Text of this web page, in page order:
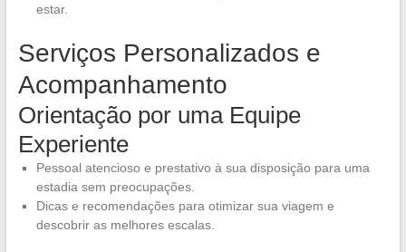
estar.
Serviços Personalizados e
Acompanhamento
Orientação por uma Equipe
Experiente
Pessoal atencioso e prestativo à sua disposição para uma
estadia sem preocupações.
Dicas e recomendações para otimizar sua viagem e
descobrir as melhores escalas.